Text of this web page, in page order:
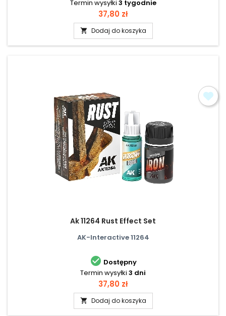
Termin wysyłki 3 tygodnie
Cena
37,80 zł
 Dodaj do koszyka
Ak 11264 Rust Effect Set
AK-Interactive 11264
 Dostępny
Termin wysyłki 3 dni
Cena
37,80 zł
 Dodaj do koszyka